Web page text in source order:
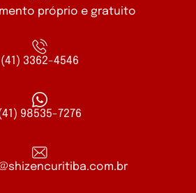
próprio e gratuito
(41) 3362-4546
98535-7276